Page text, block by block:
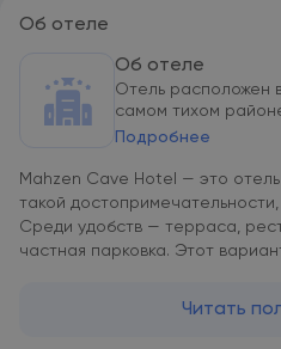
Об отеле
Об отеле
Отель расположен
самом тихом
Подробнее
Mahzen Cave Hotel — это
такой
Среди удобств — терраса,
частная парковка. Этот
достопримечательностей, как
Читать